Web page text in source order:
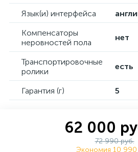
Язык(и) интерфейса
Компенсаторы
неровностей пола
нет
Транспортировочные
ролики
есть
Гарантия (г) 5
62 000
72 990 руб.
Экономия 10 990